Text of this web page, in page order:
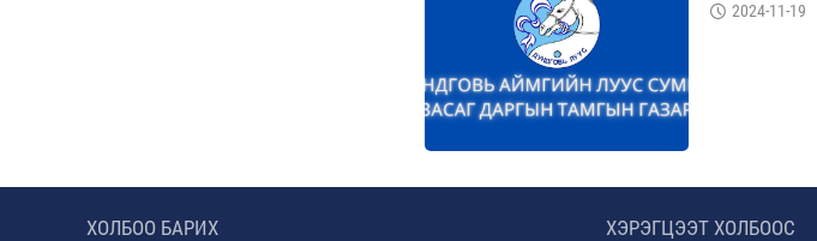
2024-11-19
ХОЛБОО БАРИХ ХЭРЭГЦЭЭТ ХОЛБООС